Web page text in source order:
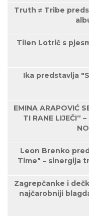
Truth ≠ Tribe
Tilen Lotrič s
Ika predstavlja
EMINA ARAPOVIĆ
TI RANE LIJEČI“
Leon Brenko
Time" – sinergija
Zagrepčanke i
najčarobniji